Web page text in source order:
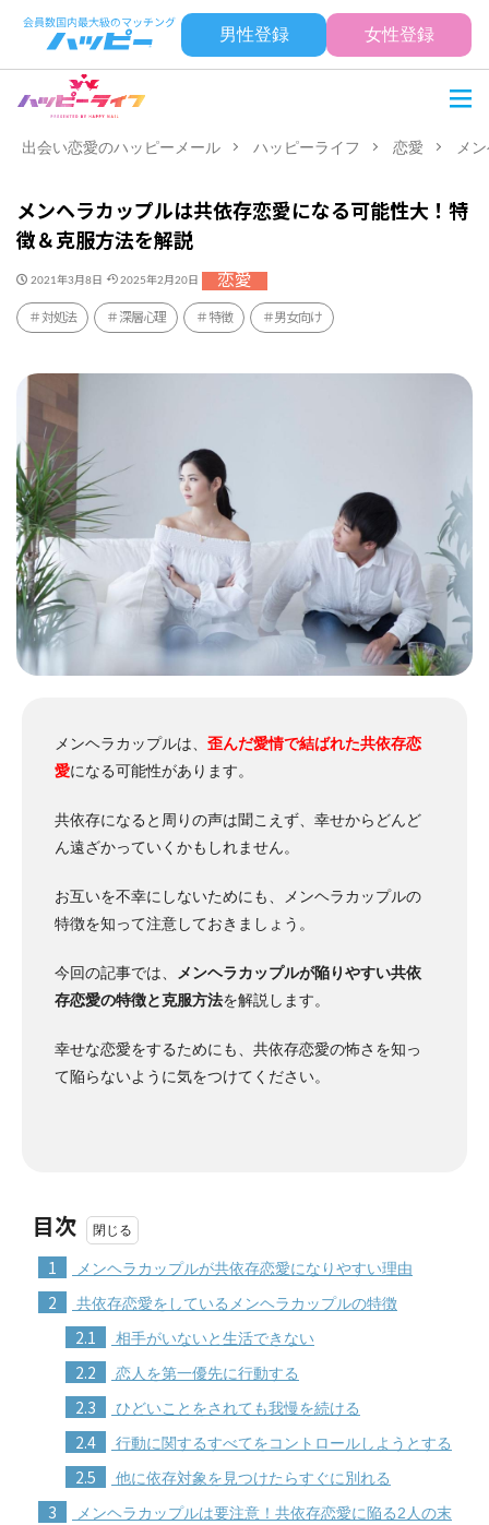
男性登録 女性登録
出会い恋愛のハッピーメール ハッピーライフ 恋愛 メ
メンヘラカップルは共依存恋愛になる可能性大！特
徴＆克服方法を解説
2021年3月8日 2025年2月20日 恋愛
対処法 深層心理 特徴 男女向け
メンヘラカップルは、 歪んだ愛情で結ばれた共依存恋
愛になる可能性があります。
共依存になると周りの声は聞こえず、幸せからどんど
ん遠ざかっていくかもしれません。
お互いを不幸にしないためにも、メンヘラカップルの
特徴を知って注意しておきましょう。
今回の記事では、
メンヘラカップルが陥りやすい共依
存恋愛の特徴と克服方法を解説します。
幸せな恋愛をするためにも、共依存恋愛の怖さを知っ
て陥らないように気をつけてください。
目次
1 メンヘラカップルが共依存恋愛になりやすい理由
2 共依存恋愛をしているメンヘラカップルの特徴
2.1 相手がいないと生活できない
2.2 恋人を第一優先に行動する
2.3 ひどいことをされても我慢を続ける
2.4 行動に関するすべてをコントロールしようとする
2.5 他に依存対象を見つけたらすぐに別れる
3
メンヘラカップルは要注意！共依存恋愛に陥る2人の末